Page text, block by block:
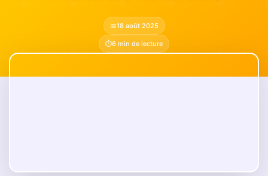
📅18 août 2025
⏱️6 min de lecture